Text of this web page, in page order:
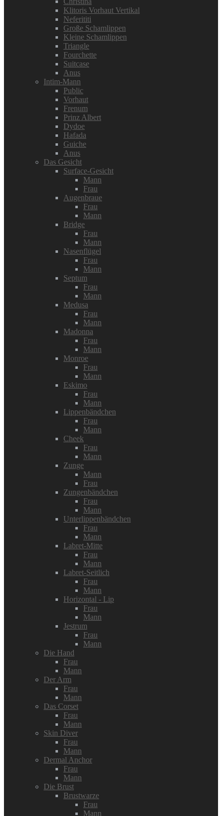
Klitoris Vorhaut Vertikal
Neferititi
Große Schamlippen
Kleine Schamlippen
Triangle
Fourchette
Suitcase
Anus
Intim-Mann
Public
Vorhaut
Frenum
Prinz Albert
Dydoe
Hafada
Guiche
Anus
Das Gesicht
Surface-Gesicht
Mann
Frau
Augenbraue
Frau
Mann
Bridge
Frau
Mann
Nasenflügel
Frau
Mann
Septum
Frau
Mann
Medusa
Frau
Mann
Madonna
Frau
Mann
Monroe
Frau
Mann
Eskimo
Frau
Mann
Lippenbändchen
Frau
Mann
Cheek
Frau
Mann
Zunge
Mann
Frau
Zungenbändchen
Frau
Mann
Unterlippenbändchen
Frau
Mann
Labret-Mitte
Frau
Mann
Labret-Seitlich
Frau
Mann
Horizontal - Lip
Frau
Mann
Jestrum
Frau
Mann
Die Hand
Frau
Mann
Der Arm
Frau
Mann
Das Corset
Frau
Mann
Skin Diver
Frau
Mann
Dermal Anchor
Frau
Mann
Die Brust
Brustwarze
Frau
Mann